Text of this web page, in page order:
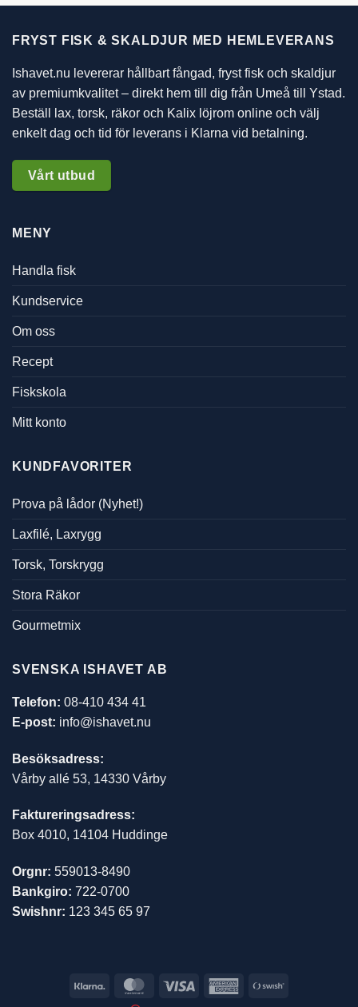
FRYST FISK & SKALDJUR MED HEMLEVERANS
Ishavet.nu levererar hållbart fångad, fryst fisk och skaldjur
av premiumkvalitet – direkt hem till dig från Umeå till Ystad.
Beställ lax, torsk, räkor och Kalix löjrom online och välj
enkelt dag och tid för leverans i Klarna vid betalning.
Vårt utbud
MENY
Handla fisk
Kundservice
Om oss
Recept
Fiskskola
Mitt konto
KUNDFAVORITER
Prova på lådor (Nyhet!)
Laxfilé, Laxrygg
Torsk, Torskrygg
Stora Räkor
Gourmetmix
SVENSKA ISHAVET AB
Telefon: 08-410 434 41
E-post: info@ishavet.nu
Besöksadress:
Vårby allé 53, 14330 Vårby
Faktureringsadress:
Box 4010, 14104 Huddinge
Orgnr: 559013-8490
Bankgiro: 722-0700
Swishnr: 123 345 65 97
Klarna MasterCardVisa
AmericanSwish